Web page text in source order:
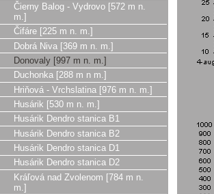
Čierny Balog - Vydrovo [572 m n.
m.]
Čifáre [225 m n. m.]
Dobrá Niva [369 m n. m.]
Donovaly [997 m n. m.]
Duchonka [288 m n m.]
Hriňová - Vrchslatina [976 m n. m.]
Husárik [530 m n. m.]
Husárik Dendro stanica B1
Husárik Dendro stanica B2
Husárik Dendro stanica D1
Husárik Dendro stanica D2
Kráľová nad Zvolenom [784 m n.
m.]